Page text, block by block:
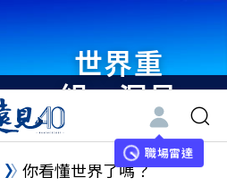
世界重
組・洞見
未來 與
世界領袖
職場雷達
你看懂世界了嗎？